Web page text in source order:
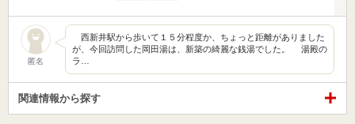
匿名
西新井駅から歩いて１５分程度か、ちょっと距離がありました
が、今回訪問した岡田湯は、新築の綺麗な銭湯でした。 湯殿の
ラ…
関連情報から探す